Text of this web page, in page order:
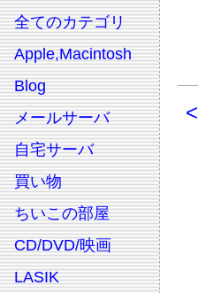
全てのカテゴリ
Apple,Macintosh
Blog
メールサーバ
自宅サーバ
買い物
ちいこの部屋
CD/DVD/映画
LASIK